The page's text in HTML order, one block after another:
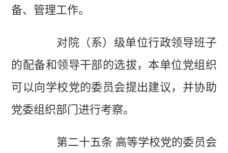
备、管理工作。
对院（系）级单位行政领导班子
的配备和领导干部的选拔，本单位党组织
可以向学校党的委员会提出建议，并协助
党委组织部门进行考察。
第二十五条 高等学校党的委员会